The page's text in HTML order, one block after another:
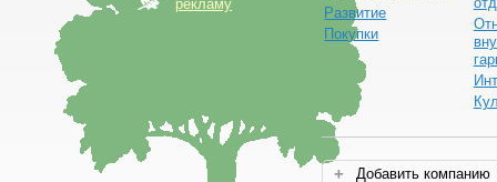
рекламу
Развитие
Покупки
Добавить компанию